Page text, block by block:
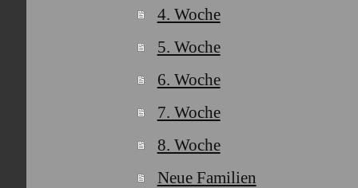
4. Woche
5. Woche
6. Woche
7. Woche
8. Woche
Neue Familien